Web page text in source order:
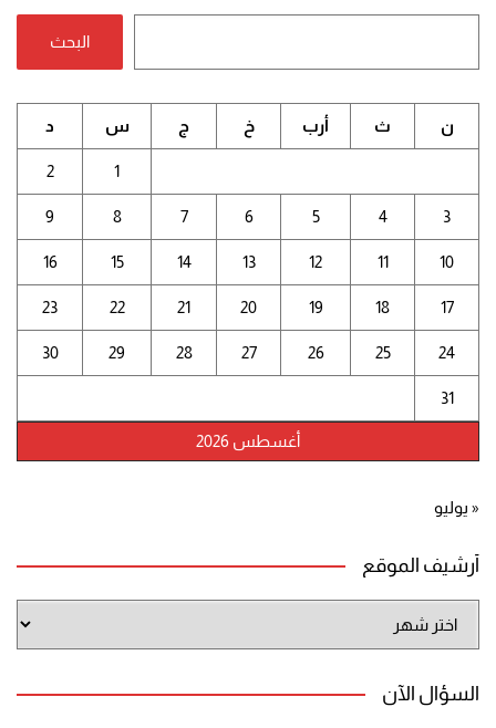
البحث
أغسطس 2026
ن ث أرب خ ج س د
1
2
3
4
5
6
7
8
9
10
11
12
13
14
15
16
17
18
19
20
21
22
23
24
25
26
27
28
29
30
31
« يوليو
أرشيف الموقع
الموقع
السؤال الآن